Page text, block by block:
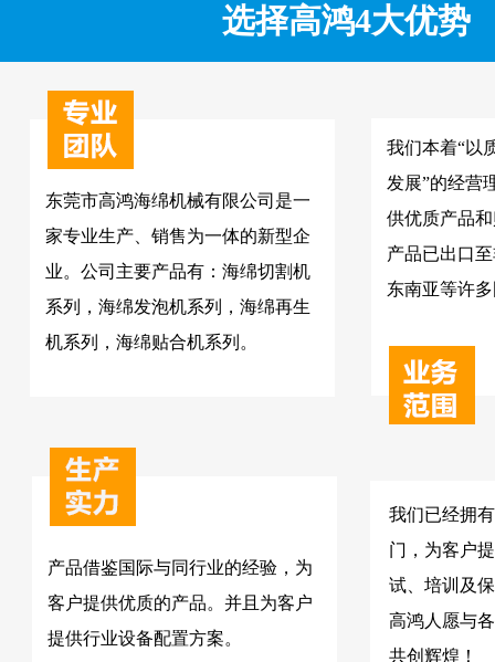
选择高鸿4大优势
东莞市高鸿海绵机械有限公司是一
家专业生产、销售为一体的新型企
业。公司主要产品有：海绵切割机
系列，海绵发泡机系列，海绵再生
机系列，海绵贴合机系列。
我们本着“以
发展”的经营
供优质产品
产品已出口
东南亚等许
产品借鉴国际与同行业的经验，为
客户提供优质的产品。并且为客户
提供行业设备配置方案。
我们已经拥
门，为客户
试、培训及
高鸿人愿与
共创辉煌！